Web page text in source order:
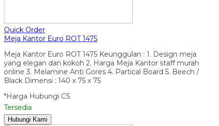
Quick Order
Meja Kantor Euro ROT 1475
Meja Kantor Euro ROT 1475 Keunggulan : 1. Design meja
yang elegan dan kokoh 2. Harga Meja Kantor staff murah
online 3. Melamine Anti Gores 4. Partical Board 5. Beech /
Black Dimensi : 140 x 75 x 75
*Harga Hubungi CS
Tersedia
Hubungi Kami